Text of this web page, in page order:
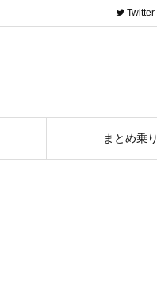
まとめ乗り
Twitter